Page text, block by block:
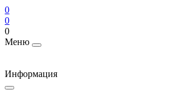
0
0
0
Меню
Информация